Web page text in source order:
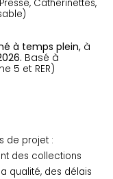
Catherinettes,
à temps plein, à
Basé à
5 et RER)
de projet :
des collections
qualité, des délais